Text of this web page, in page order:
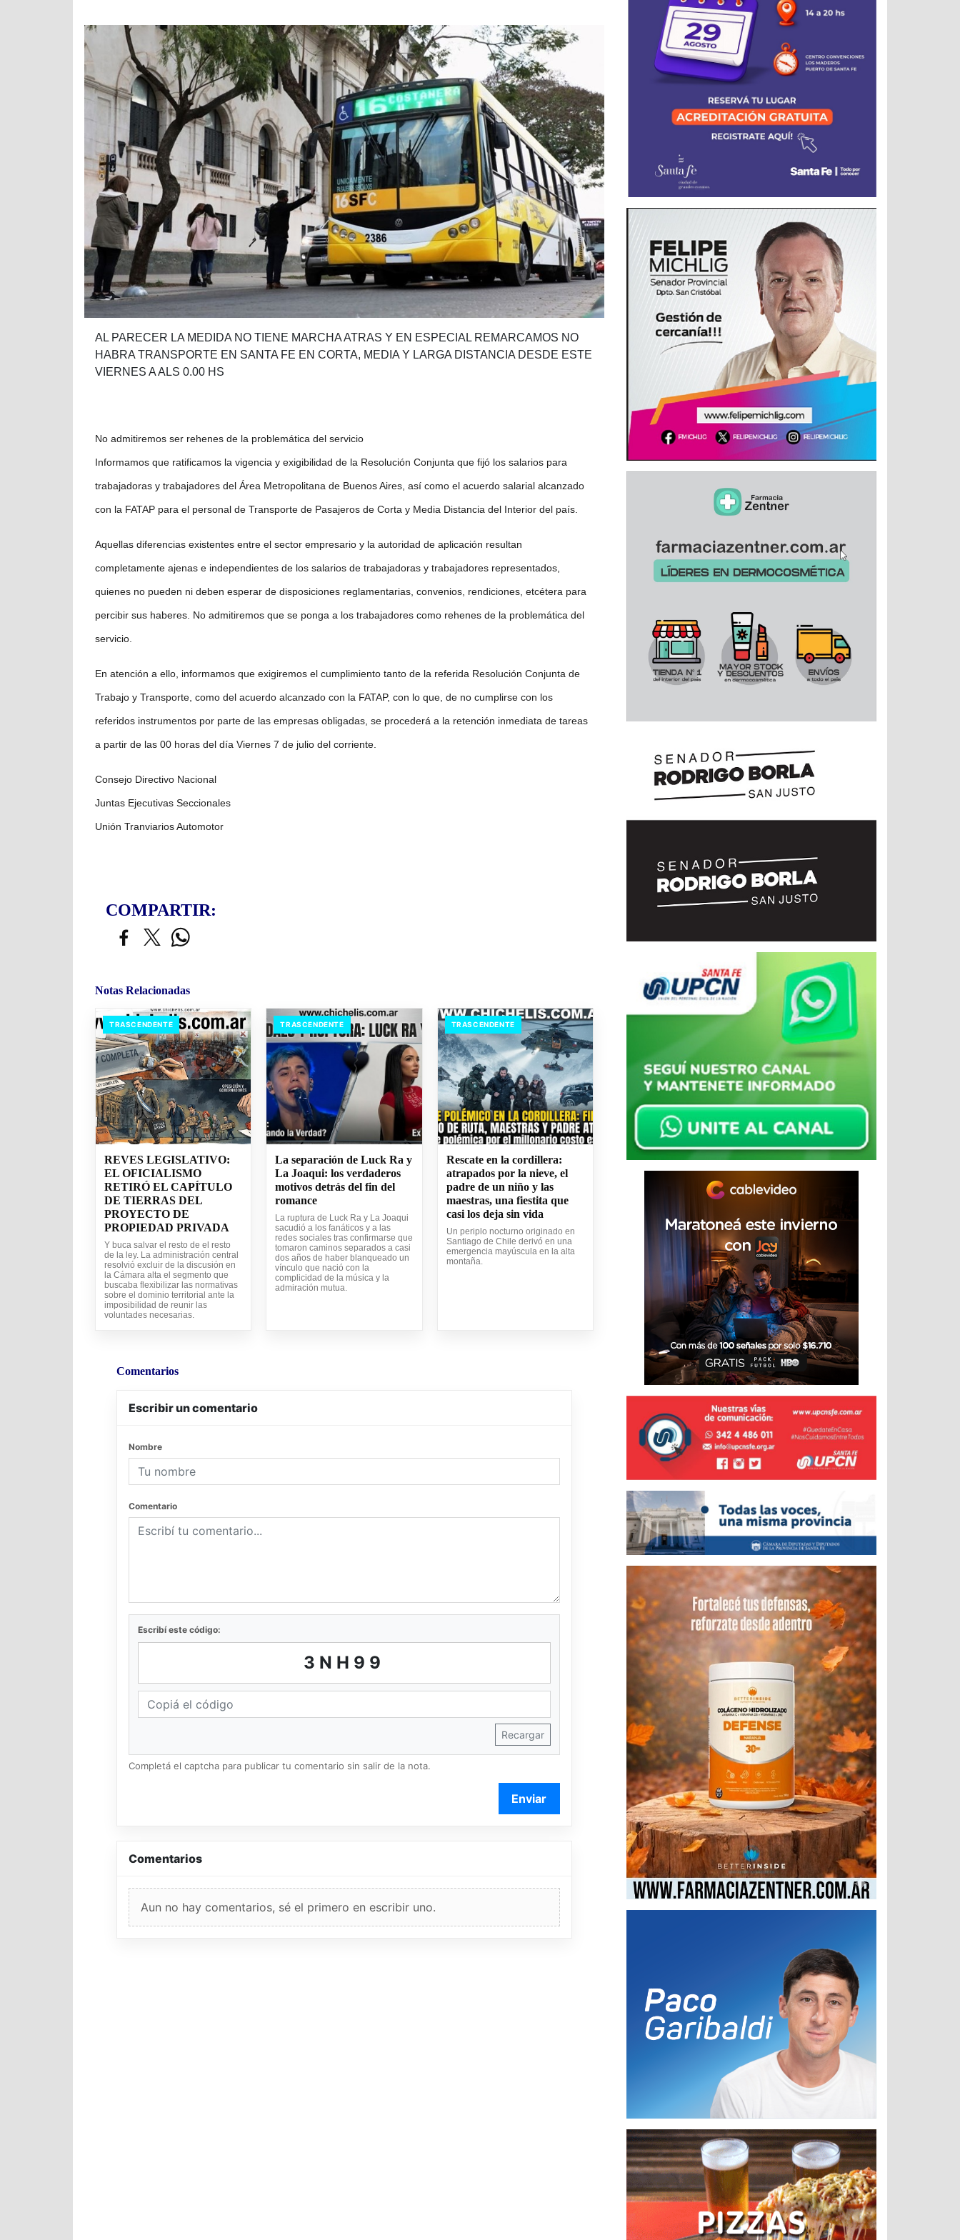
AL PARECER LA MEDIDA NO TIENE MARCHA ATRAS Y EN ESPECIAL REMARCAMOS NO
HABRA TRANSPORTE EN SANTA FE EN CORTA, MEDIA Y LARGA DISTANCIA DESDE ESTE
VIERNES A ALS 0.00 HS
No admitiremos ser rehenes de la problemática del servicio
Informamos que ratificamos la vigencia y exigibilidad de la Resolución Conjunta que fijó los salarios para
trabajadoras y trabajadores del Área Metropolitana de Buenos Aires, así como el acuerdo salarial alcanzado
con la FATAP para el personal de Transporte de Pasajeros de Corta y Media Distancia del Interior del país.
Aquellas diferencias existentes entre el sector empresario y la autoridad de aplicación resultan
completamente ajenas e independientes de los salarios de trabajadoras y trabajadores representados,
quienes no pueden ni deben esperar de disposiciones reglamentarias, convenios, rendiciones, etcétera para
percibir sus haberes. No admitiremos que se ponga a los trabajadores como rehenes de la problemática del
servicio.
En atención a ello, informamos que exigiremos el cumplimiento tanto de la referida Resolución Conjunta de
Trabajo y Transporte, como del acuerdo alcanzado con la FATAP, con lo que, de no cumplirse con los
referidos instrumentos por parte de las empresas obligadas, se procederá a la retención inmediata de tareas
a partir de las 00 horas del día Viernes 7 de julio del corriente.
Consejo Directivo Nacional
Juntas Ejecutivas Seccionales
Unión Tranviarios Automotor
COMPARTIR:
Notas Relacionadas
TRASCENDENTE
REVES LEGISLATIVO:
EL OFICIALISMO
RETIRÓ EL CAPÍTULO
DE TIERRAS DEL
PROYECTO DE
PROPIEDAD PRIVADA
Y buca salvar el resto de el resto
de la ley. La administración central
resolvió excluir de la discusión en
la Cámara alta el segmento que
buscaba flexibilizar las normativas
sobre el dominio territorial ante la
imposibilidad de reunir las
voluntades necesarias.
TRASCENDENTE
La separación de Luck Ra y
La Joaqui: los verdaderos
motivos detrás del fin del
romance
La ruptura de Luck Ra y La Joaqui
sacudió a los fanáticos y a las
redes sociales tras confirmarse que
tomaron caminos separados a casi
dos años de haber blanqueado un
vínculo que nació con la
complicidad de la música y la
admiración mutua.
TRASCENDENTE
Rescate en la cordillera:
atrapados por la nieve, el
padre de un niño y las
maestras, una fiestita que
casi los deja sin vida
Un periplo nocturno originado en
Santiago de Chile derivó en una
emergencia mayúscula en la alta
montaña.
Comentarios
Escribir un comentario
Nombre
Comentario
Escribí este código:
3NH99
Recargar
Completá el captcha para publicar tu comentario sin salir de la nota.
Enviar
Comentarios
Aun no hay comentarios, sé el primero en escribir uno.